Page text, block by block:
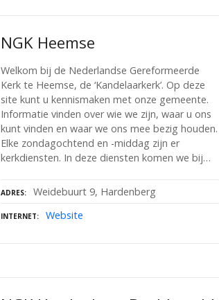
NGK Heemse
Welkom bij de Nederlandse Gereformeerde
Kerk te Heemse, de ‘Kandelaarkerk’. Op deze
site kunt u kennismaken met onze gemeente.
Informatie vinden over wie we zijn, waar u ons
kunt vinden en waar we ons mee bezig houden.
Elke zondagochtend en -middag zijn er
kerkdiensten. In deze diensten komen we bij…
ADRES Weidebuurt 9, Hardenberg
INTERNET Website